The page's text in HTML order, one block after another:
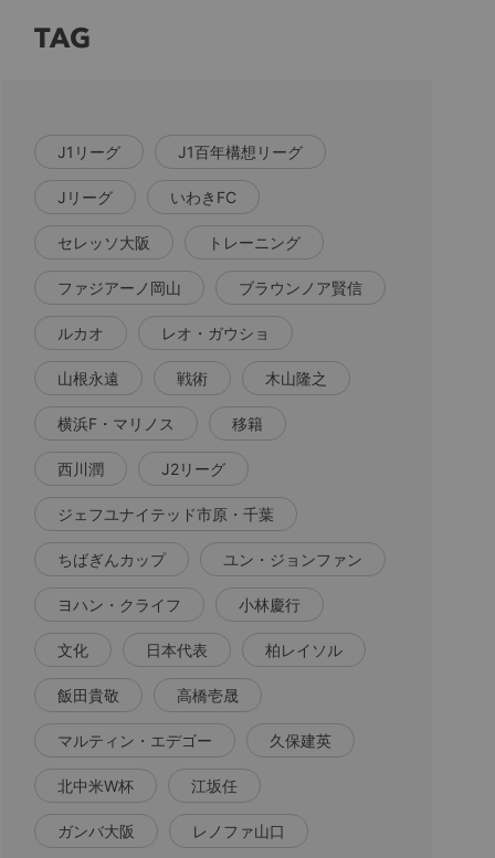
TAG
J1リーグ J1百年構想リーグ
Jリーグ いわきFC
セレッソ大阪 トレーニング
ファジアーノ岡山 ブラウンノア賢信
ルカオ レオ・ガウショ
山根永遠 戦術 木山隆之
横浜F・マリノス 移籍
西川潤 J2リーグ
ジェフユナイテッド市原・千葉
ちばぎんカップ ユン・ジョンファン
ヨハン・クライフ 小林慶行
文化 日本代表 柏レイソル
飯田貴敬 高橋壱晟
マルティン・エデゴー 久保建英
北中米W杯 江坂任
ガンバ大阪 レノファ山口